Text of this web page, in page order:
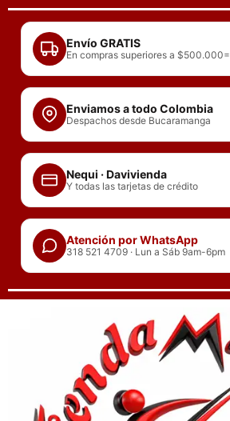
contenido
Envío GRATIS
En compras superiores a $500.000=
Enviamos a todo Colombia
Despachos desde Bucaramanga
Nequi · Davivienda
Y todas las tarjetas de crédito
Atención por WhatsApp
318 521 4709 · Lun a Sáb 9am-6pm